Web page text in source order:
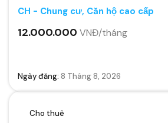
CH - Chung cư, Căn hộ cao cấp
12.000.000 VNĐ/tháng
Ngày đăng: 8 Tháng 8, 2026
Cho thuê